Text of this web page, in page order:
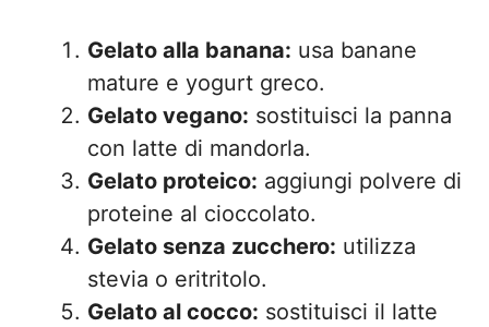
Gelato alla banana: usa banane
mature e yogurt greco.
Gelato vegano: sostituisci la panna
con latte di mandorla.
Gelato proteico: aggiungi polvere di
proteine al cioccolato.
Gelato senza zucchero: utilizza
stevia o eritritolo.
Gelato al cocco: sostituisci il latte